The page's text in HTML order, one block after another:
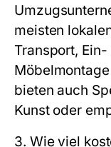
meisten
Transport,
bieten auch
Kunst oder
3. Wie viel